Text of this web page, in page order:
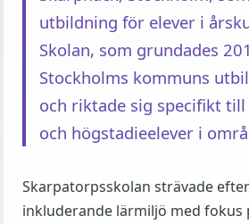
utbildning för elever i
Skolan, som grundades
Stockholms kommuns
och riktade sig specifikt
och högstadieelever i
Skarpatorpsskolan strävade
inkluderande lärmiljö med fokus